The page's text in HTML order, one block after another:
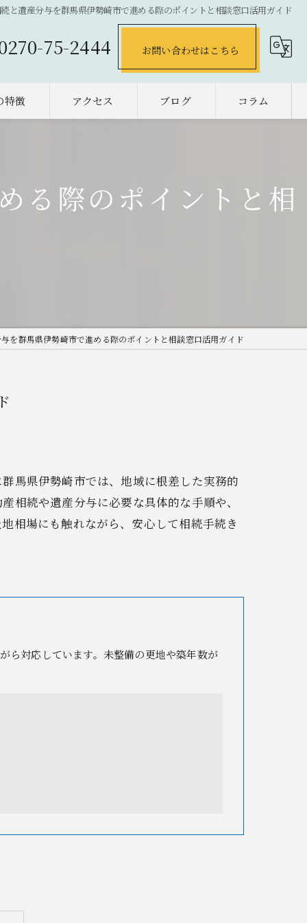
と遺産分与を群馬県伊勢崎市で進める際のポイントと相談窓口活用ガイド
75-2444 お問い合わせはこちら
特徴 アクセス ブログ コラム
る際のポイントと相
を群馬県伊勢崎市で進める際のポイントと相談窓口活用ガイド
馬県伊勢崎市では、地域に根差した実務的
相続や遺産分与に必要な具体的な手順や、
相場にも触れながら、安心して相続手続き
ら対応しています。未整備の更地や築年数が